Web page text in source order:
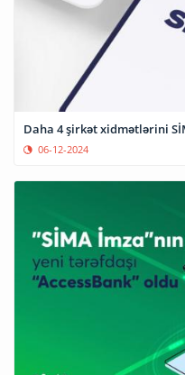
Daha 4 şirkət xidmətlərini
06-12-2024